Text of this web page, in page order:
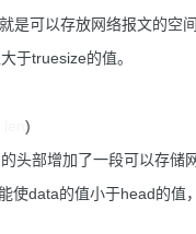
是可以存放网络报文的空
于truesize的值。
)
头部增加了一段可以存储
data的值小于head的值